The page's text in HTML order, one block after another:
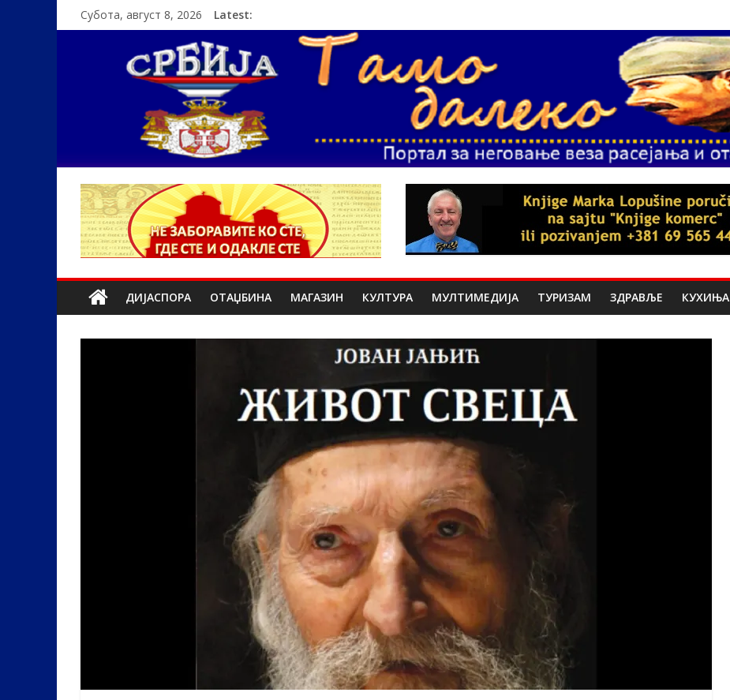
Субота, август 8, 2026 Latest:
ДИЈАСПОРА ОТАЏБИНА МАГАЗИН КУЛТУРА МУЛТИМЕДИЈА ТУРИЗАМ ЗДРАВЉЕ КУХИЊА